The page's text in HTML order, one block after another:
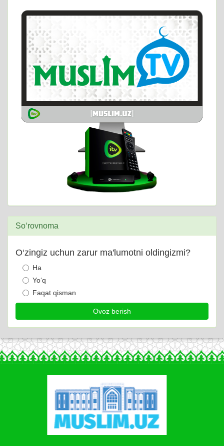
So‘rovnoma
O‘zingiz uchun zarur ma'lumotni oldingizmi?
Ha
Yo‘q
Faqat qisman